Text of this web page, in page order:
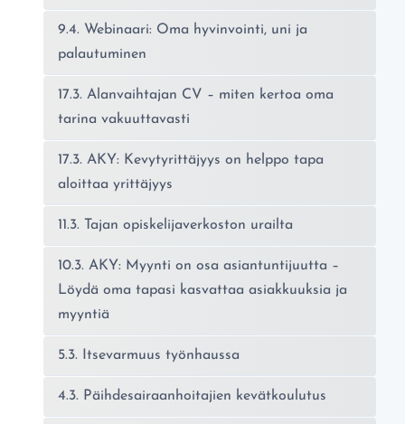
9.4. Webinaari: Oma hyvinvointi, uni ja
palautuminen
17.3. Alanvaihtajan CV – miten kertoa oma
tarina vakuuttavasti
17.3. AKY: Kevytyrittäjyys on helppo tapa
aloittaa yrittäjyys
11.3. Tajan opiskelijaverkoston urailta
10.3. AKY: Myynti on osa asiantuntijuutta –
Löydä oma tapasi kasvattaa asiakkuuksia ja
myyntiä
5.3. Itsevarmuus työnhaussa
4.3. Päihdesairaanhoitajien kevätkoulutus